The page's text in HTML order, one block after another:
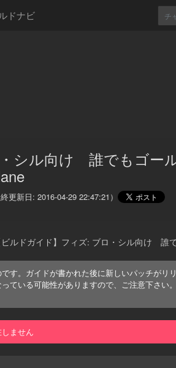
ドナビ
シル向け 誰でもゴー
終更新日: 2016-04-29 22:47:21 ）
ビルドガイド】フィズ: ブロ・シル向け
す。ガイドが書かれた後に新しいパッチがリ
ている可能性がありますので、ご注意下さい。
ません